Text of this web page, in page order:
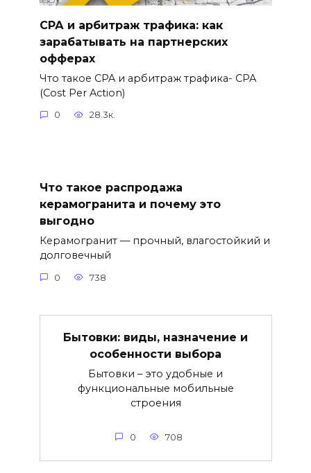
СРА и арбитраж трафика: как
зарабатывать на партнерских
офферах
Что такое CPA и арбитраж трафика- CPA
(Cost Per Action)
0 28.3к.
Что такое распродажа
керамогранита и почему это
выгодно
Керамогранит — прочный, влагостойкий и
долговечный
0 738
Бытовки: виды, назначение и
особенности выбора
Бытовки – это удобные и
функциональные мобильные
строения
0 708